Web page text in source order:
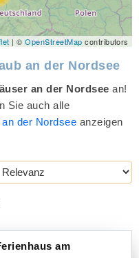
| ©OpenStreetMap contributors
an der Nordsee
an der Nordsee an!
Sie auch alle
der Nordsee anzeigen
am